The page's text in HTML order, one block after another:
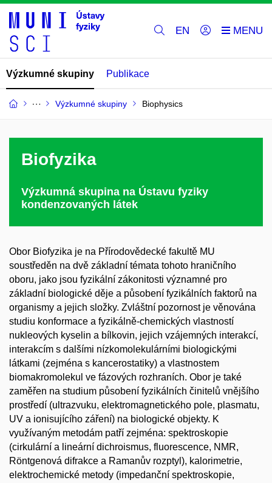
EN
Výzkumné skupiny Publikace
Výzkumné skupiny Biophysics
Biofyzika
Výzkumná skupina na Ústavu fyziky
kondenzovaných látek
Obor Biofyzika je na Přírodovědecké fakultě MU
soustředěn na dvě základní témata tohoto hraničního
oboru, jako jsou fyzikální zákonitosti významné pro
základní biologické děje a působení fyzikálních faktorů na
organismy a jejich složky. Zvláštní pozornost je věnována
studiu konformace a fyzikálně­‐chemických vlastností
nukleových kyselin a bílkovin, jejich vzájemných interakcí,
interakcím s dalšími nízkomolekulárními biologickými
látkami (zejména s kancerostatiky) a vlastnostem
biomakromolekul ve fázových rozhraních. Obor je také
zaměřen na studium působení fyzikálních činitelů vnějšího
prostředí (ultrazvuku, elektromagnetického pole, plasmatu,
UV a ionisujícího záření) na biologické objekty. K
využívaným metodám patří zejména: spektroskopie
(cirkulární a lineární dichroismus, fluorescence, NMR,
Röntgenová difrakce a Ramanův rozptyl), kalorimetrie,
elektrochemické metody (impedanční spektroskopie,